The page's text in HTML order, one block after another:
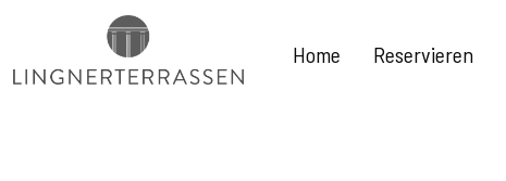
Home Reservieren